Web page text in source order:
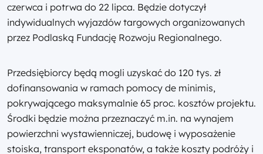
czerwca i potrwa do 22 lipca. Będzie dotyczył
indywidualnych wyjazdów targowych organizowanych
przez Podlaską Fundację Rozwoju Regionalnego.
Przedsiębiorcy będą mogli uzyskać do 120 tys. zł
dofinansowania w ramach pomocy de minimis,
pokrywającego maksymalnie 65 proc. kosztów projektu.
Środki będzie można przeznaczyć m.in. na wynajem
powierzchni wystawienniczej, budowę i wyposażenie
stoiska, transport eksponatów, a także koszty podróży i